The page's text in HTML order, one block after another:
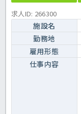
求人ID: 266300
施設名
勤務地
雇用形態
仕事内容